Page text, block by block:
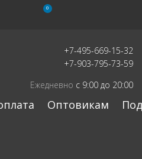
Оптовикам
+7-495-669-15-32
+7-903-795-73-59
Ежедневно с 9:00 до 20:00
0